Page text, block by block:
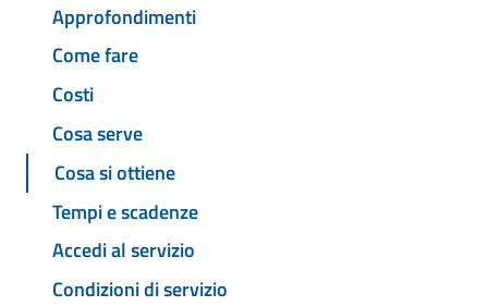
Approfondimenti
Come fare
Costi
Cosa serve
Cosa si ottiene
Tempi e scadenze
Accedi al servizio
Condizioni di servizio